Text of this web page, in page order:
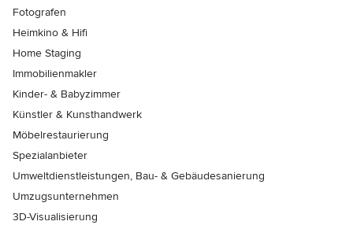
Fotografen
Heimkino & Hifi
Home Staging
Immobilienmakler
Kinder- & Babyzimmer
Künstler & Kunsthandwerk
Möbelrestaurierung
Spezialanbieter
Umweltdienstleistungen, Bau- & Gebäudesanierung
Umzugsunternehmen
3D-Visualisierung